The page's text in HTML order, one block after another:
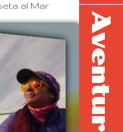
al Mar
Aventura